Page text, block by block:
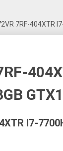
7RF-404XTR
I7-